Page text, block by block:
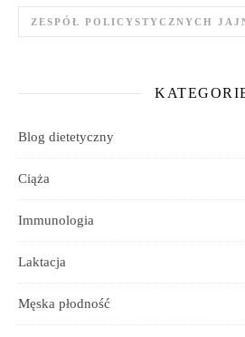
ZESPÓŁ POLICYSTYCZNYCH
Blog dietetyczny
Ciąża
Immunologia
Laktacja
Męska płodność